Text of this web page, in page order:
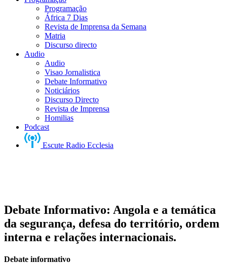
Programação
África 7 Dias
Revista de Imprensa da Semana
Matria
Discurso directo
Audio
Audio
Visao Jornalistica
Debate Informativo
Noticiários
Discurso Directo
Revista de Imprensa
Homilias
Podcast
Escute Radio Ecclesia
Debate Informativo: Angola e a temática
da segurança, defesa do território, ordem
interna e relações internacionais.
Debate informativo